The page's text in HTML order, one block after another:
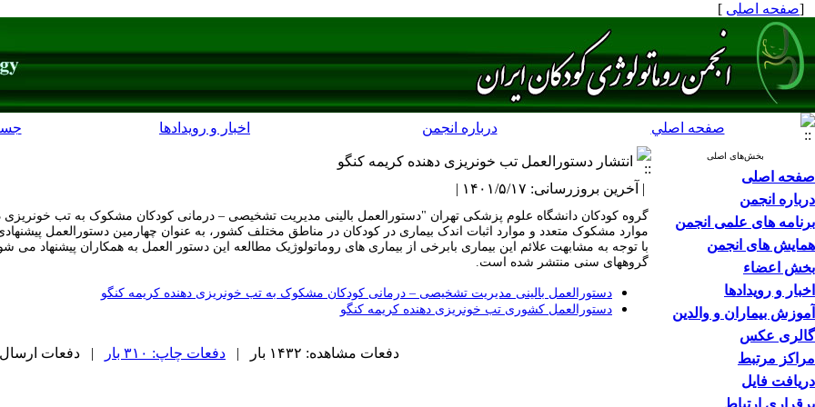
[صفحه اصلی ]
صفحه اصلي درباره انجمن اخبار و رویدادها
بخش‌های اصلی
صفحه اصلی
درباره انجمن
برنامه های علمی انجمن
همایش های انجمن
بخش اعضاء
اخبار و رویدادها
آموزش بیماران و والدین
گالری عکس
مراکز مرتبط
دریافت فایل
برقراری ارتباط
انتشار دستورالعمل تب خونریزی دهنده کریمه کنگو
| آخرین بروزرسانی: ۱۴۰۱/۵/۱۷ |
گروه کودکان دانشگاه علوم پزشکی تهران "دستورالعمل بالینی مدیریت تشخیصی – درمانی کودکان مشکوک به تب خونریزی
موارد مشکوک متعدد و موارد اثبات اندک بیماری در کودکان در مناطق مختلف کشور، به عنوان چهارمین دستورالعمل
با توجه به مشابهت علائم این بیماری بابرخی از بیماری های روماتولوژیک مطالعه این دستور العمل به همکاران پیشنهاد
گروههای سنی منتشر شده است.
دستورالعمل بالینی مدیریت تشخیصی – درمانی کودکان مشکوک به تب خونریزی دهنده کریمه کنگو
دستورالعمل کشوری تب خونریزی دهنده کریمه کنگو
دفعات مشاهده: ۱۴۳۲ بار | دفعات چاپ: ۳۱۰ بار | دفعات ارسال به